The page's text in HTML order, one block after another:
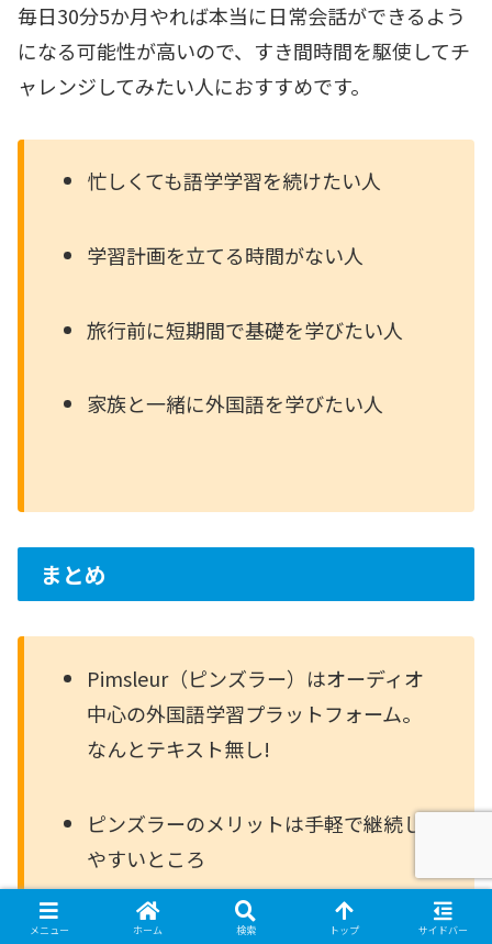
毎日30分5か月やれば本当に日常会話ができるよう
になる可能性が高いので、すき間時間を駆使してチ
ャレンジしてみたい人におすすめです。
忙しくても語学学習を続けたい人
学習計画を立てる時間がない人
旅行前に短期間で基礎を学びたい人
家族と一緒に外国語を学びたい人
まとめ
Pimsleur（ピンズラー）はオーディオ
中心の外国語学習プラットフォーム。
なんとテキスト無し!
ピンズラーのメリットは手軽で継続し
やすいところ
デメリットはレッスンが単調でちょっ
メニュー ホーム 検索 トップ サイドバー